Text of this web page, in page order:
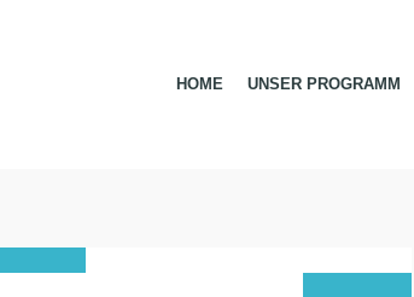
HOME UNSER PROGRAMM